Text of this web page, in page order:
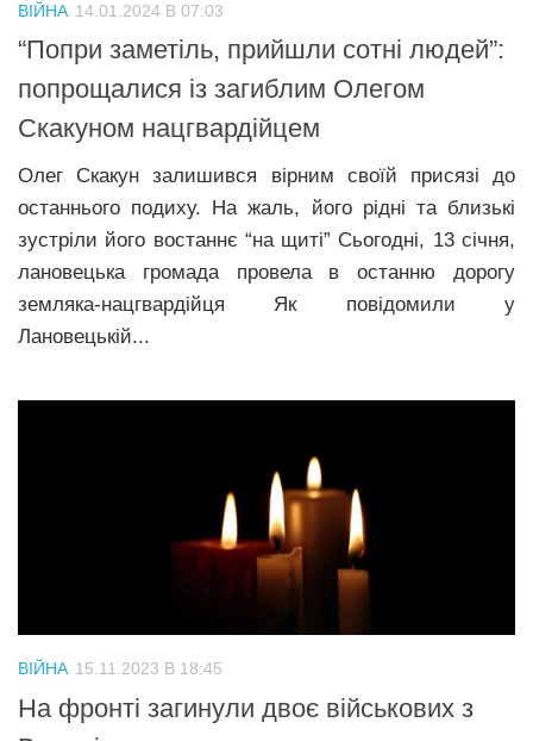
ВІЙНА 14.01.2024 В 07:03
“Попри заметіль, прийшли сотні людей”:
попрощалися із загиблим Олегом
Скакуном нацгвардійцем
Олег Скакун залишився вірним своїй присязі до
останнього подиху. На жаль, його рідні та близькі
зустріли його востаннє “на щиті” Сьогодні, 13 січня,
лановецька громада провела в останню дорогу
земляка-нацгвардійця Як повідомили у
Лановецькій...
ВІЙНА 15.11.2023 В 18:45
На фронті загинули двоє військових з